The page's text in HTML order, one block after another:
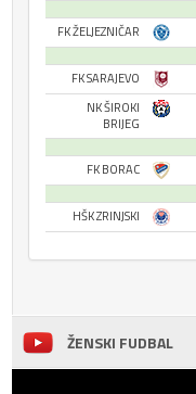
FK ŽELJEZNIČAR
FK SARAJEVO
NK ŠIROKI
BRIJEG
FK BORAC
HŠK ZRINJSKI
ŽENSKI FUDBAL